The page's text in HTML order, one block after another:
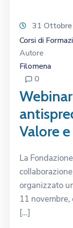
31
Corsi di
Autore
Filomena
0
Valore e
La
organizzato
11
[…]